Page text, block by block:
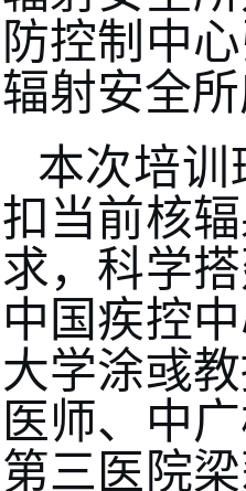
防控制中
辐射安全
本次培
扣当前核
求，科学
中国疾控
大学涂彧
医师、中
第三医院